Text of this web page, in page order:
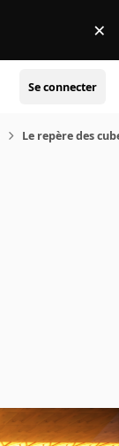
×
Se connecter
Le repère des